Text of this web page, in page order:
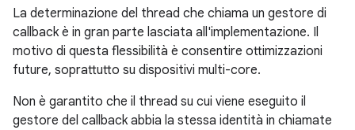
La determinazione del thread che chiama un gestore di
callback è in gran parte lasciata all'implementazione. Il
motivo di questa flessibilità è consentire ottimizzazioni
future, soprattutto su dispositivi multi-core.
Non è garantito che il thread su cui viene eseguito il
gestore del callback abbia la stessa identità in chiamate